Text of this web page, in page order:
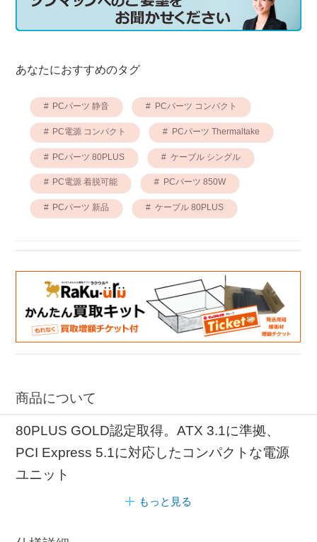
あなたにおすすめのタグ
PCパーツ 静音 PCパーツ コンパクト
PC電源 コンパクト PCパーツ Thermaltake
PCパーツ 80PLUS ケーブル シングル
PC電源 着脱可能 PCパーツ 850W
PCパーツ 新品 ケーブル 80PLUS
商品について
80PLUS GOLD認定取得。ATX 3.1に準拠、
PCI Express 5.1に対応したコンパクトな電源
ユニット
もっと見る